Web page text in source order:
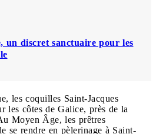
un discret sanctuaire pour les
les coquilles Saint-Jacques
les côtes de Galice, près de la
Moyen Âge, les prêtres
se rendre en pèlerinage à Saint-